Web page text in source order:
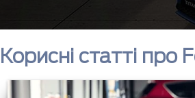
Корисні статті про